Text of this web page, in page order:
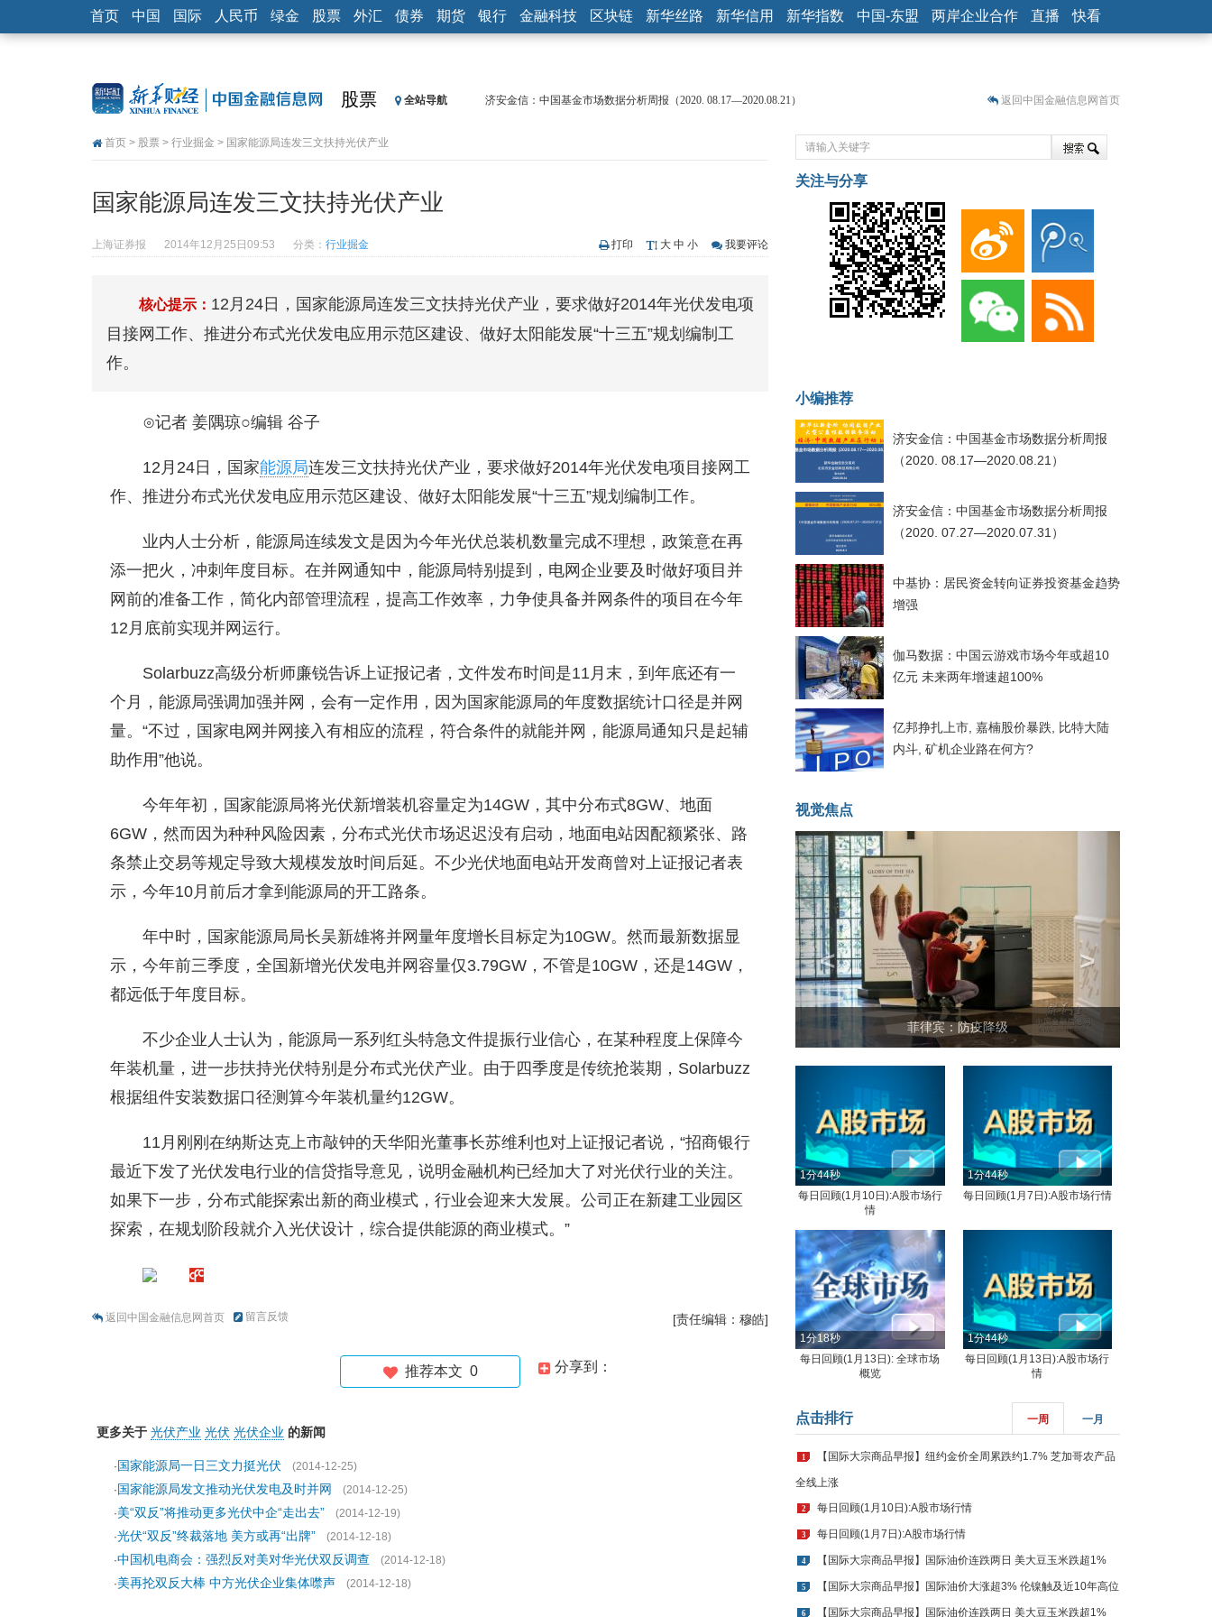
首页 中国 国际 人民币 绿金 股票 外汇 债券 期货 银行 金融科技 区块链 新华丝路 新华信用 新华指数 中国-东盟 两岸企业合作 直播 快看
股票 全站导航
济安金信：中国基金市场数据分析周报（2020. 08.17—2020.08.21）
央行公开市场净投放300亿元 短端资金利率明显下行
恒生聚源：北斗收官之星发射成功，全产业链解析
返回中国金融信息网首页
首页 > 股票 > 行业掘金 > 国家能源局连发三文扶持光伏产业
国家能源局连发三文扶持光伏产业
上海证券报 2014年12月25日09:53 分类： 行业掘金 打印 大 中 小 我要评论
核心提示： 12月24日，国家能源局连发三文扶持光伏产业，要求做好2014年光伏发电项
目接网工作、推进分布式光伏发电应用示范区建设、做好太阳能发展“十三五”规划编制工
作。
⊙记者 姜隅琼○编辑 谷子
12月24日，国家能源局连发三文扶持光伏产业，要求做好2014年光伏发电项目接网工
作、推进分布式光伏发电应用示范区建设、做好太阳能发展“十三五”规划编制工作。
业内人士分析，能源局连续发文是因为今年光伏总装机数量完成不理想，政策意在再
添一把火，冲刺年度目标。在并网通知中，能源局特别提到，电网企业要及时做好项目并
网前的准备工作，简化内部管理流程，提高工作效率，力争使具备并网条件的项目在今年
12月底前实现并网运行。
Solarbuzz高级分析师廉锐告诉上证报记者，文件发布时间是11月末，到年底还有一
个月，能源局强调加强并网，会有一定作用，因为国家能源局的年度数据统计口径是并网
量。“不过，国家电网并网接入有相应的流程，符合条件的就能并网，能源局通知只是起辅
助作用”他说。
今年年初，国家能源局将光伏新增装机容量定为14GW，其中分布式8GW、地面
6GW，然而因为种种风险因素，分布式光伏市场迟迟没有启动，地面电站因配额紧张、路
条禁止交易等规定导致大规模发放时间后延。不少光伏地面电站开发商曾对上证报记者表
示，今年10月前后才拿到能源局的开工路条。
年中时，国家能源局局长吴新雄将并网量年度增长目标定为10GW。然而最新数据显
示，今年前三季度，全国新增光伏发电并网容量仅3.79GW，不管是10GW，还是14GW，
都远低于年度目标。
不少企业人士认为，能源局一系列红头特急文件提振行业信心，在某种程度上保障今
年装机量，进一步扶持光伏特别是分布式光伏产业。由于四季度是传统抢装期，Solarbuzz
根据组件安装数据口径测算今年装机量约12GW。
11月刚刚在纳斯达克上市敲钟的天华阳光董事长苏维利也对上证报记者说，“招商银行
最近下发了光伏发电行业的信贷指导意见，说明金融机构已经加大了对光伏行业的关注。
如果下一步，分布式能探索出新的商业模式，行业会迎来大发展。公司正在新建工业园区
探索，在规划阶段就介入光伏设计，综合提供能源的商业模式。”
返回中国金融信息网首页 留言反馈 [责任编辑：穆皓]
分享到：
推荐本文 0
更多关于 光伏产业 光伏 光伏企业 的新闻
·国家能源局一日三文力挺光伏
(2014-12-25)
·国家能源局发文推动光伏发电及时并网
(2014-12-25)
·美“双反”将推动更多光伏中企“走出去”
(2014-12-19)
·光伏“双反”终裁落地 美方或再“出牌”
(2014-12-18)
·中国机电商会：强烈反对美对华光伏双反调查
(2014-12-18)
·美再抡双反大棒 中方光伏企业集体噤声 (2014-12-18)
关注与分享
小编推荐
济安金信：中国基金市场数据分析周报
（2020. 08.17—2020.08.21）
济安金信：中国基金市场数据分析周报
（2020. 07.27—2020.07.31）
中基协：居民资金转向证券投资基金趋势
增强
伽马数据：中国云游戏市场今年或超10
亿元 未来两年增速超100%
亿邦挣扎上市, 嘉楠股价暴跌, 比特大陆
内斗, 矿机企业路在何方?
视觉焦点
菲律宾：防疫降级
< >
1分44秒
每日回顾(1月10日):A股市场行
情
1分44秒
每日回顾(1月7日):A股市场行情
1分18秒
每日回顾(1月13日): 全球市场
概览
1分44秒
每日回顾(1月13日):A股市场行
情
点击排行 一周 一月
1 【国际大宗商品早报】纽约金价全周累跌约1.7% 芝加哥农产品
全线上涨
2 每日回顾(1月10日):A股市场行情
3 每日回顾(1月7日):A股市场行情
4 【国际大宗商品早报】国际油价连跌两日 美大豆玉米跌超1%
5 【国际大宗商品早报】国际油价大涨超3% 伦镍触及近10年高位
6 【国际大宗商品早报】国际油价连跌两日 美大豆玉米跌超1%